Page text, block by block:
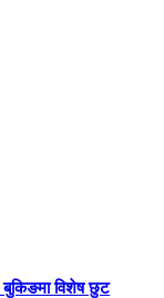
बुकिङमा विशेष छुट